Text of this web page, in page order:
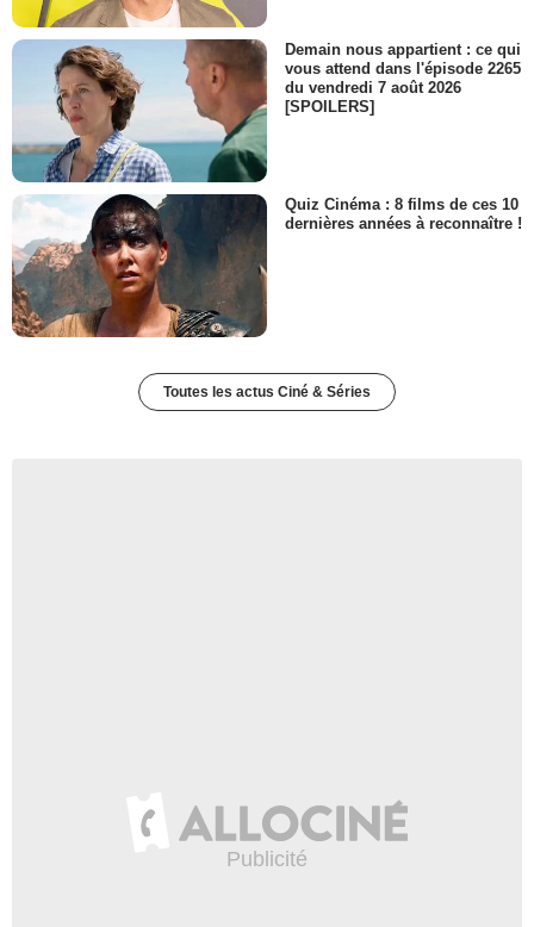
Demain nous appartient : ce qui
vous attend dans l'épisode 2265
du vendredi 7 août 2026
[SPOILERS]
Quiz Cinéma : 8 films de ces 10
dernières années à reconnaître !
Toutes les actus Ciné & Séries